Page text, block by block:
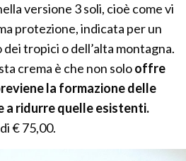
versione 3 soli, cioè come vi
protezione, indicata per un
tropici o dell’alta montagna.
crema è che non solooffre
la formazione delle
a ridurre quelle esistenti.
€ 75,00.